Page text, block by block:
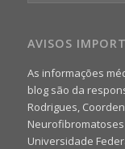
AVISOS
As informações
blog são da
Rodrigues,
Universidade